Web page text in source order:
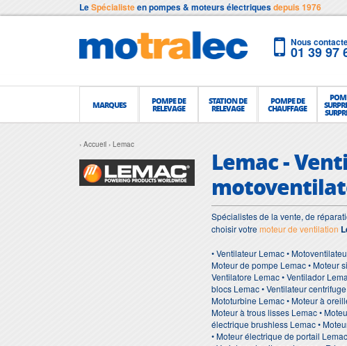
LeSpécialisteen pompes & moteurs électriquesdepuis 1976
Nous
01 39 97
MARQUES POMPE DE
RELEVAGE
STATION DE
RELEVAGE
POMPE DE
CHAUFFAGE
Accueil Lemac
Lemac -
Spécialistes de la vente, de
choisir votremoteur de ventilation
• Ventilateur Lemac •
Moteur de pompe Lemac • Moteur
Ventilatore Lemac • Ventilador
blocs Lemac • Ventilateur
Mototurbine Lemac • Moteur à
Moteur à trous lisses Lemac •
électrique brushless Lemac •
• Moteur électrique de portail